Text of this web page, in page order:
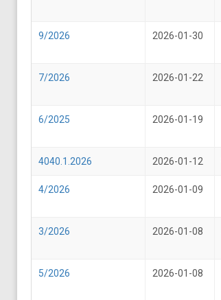
9/2026 2026-01-30
7/2026 2026-01-22
6/2025 2026-01-19
4040.1.2026 2026-01-12
4/2026 2026-01-09
3/2026 2026-01-08
5/2026 2026-01-08